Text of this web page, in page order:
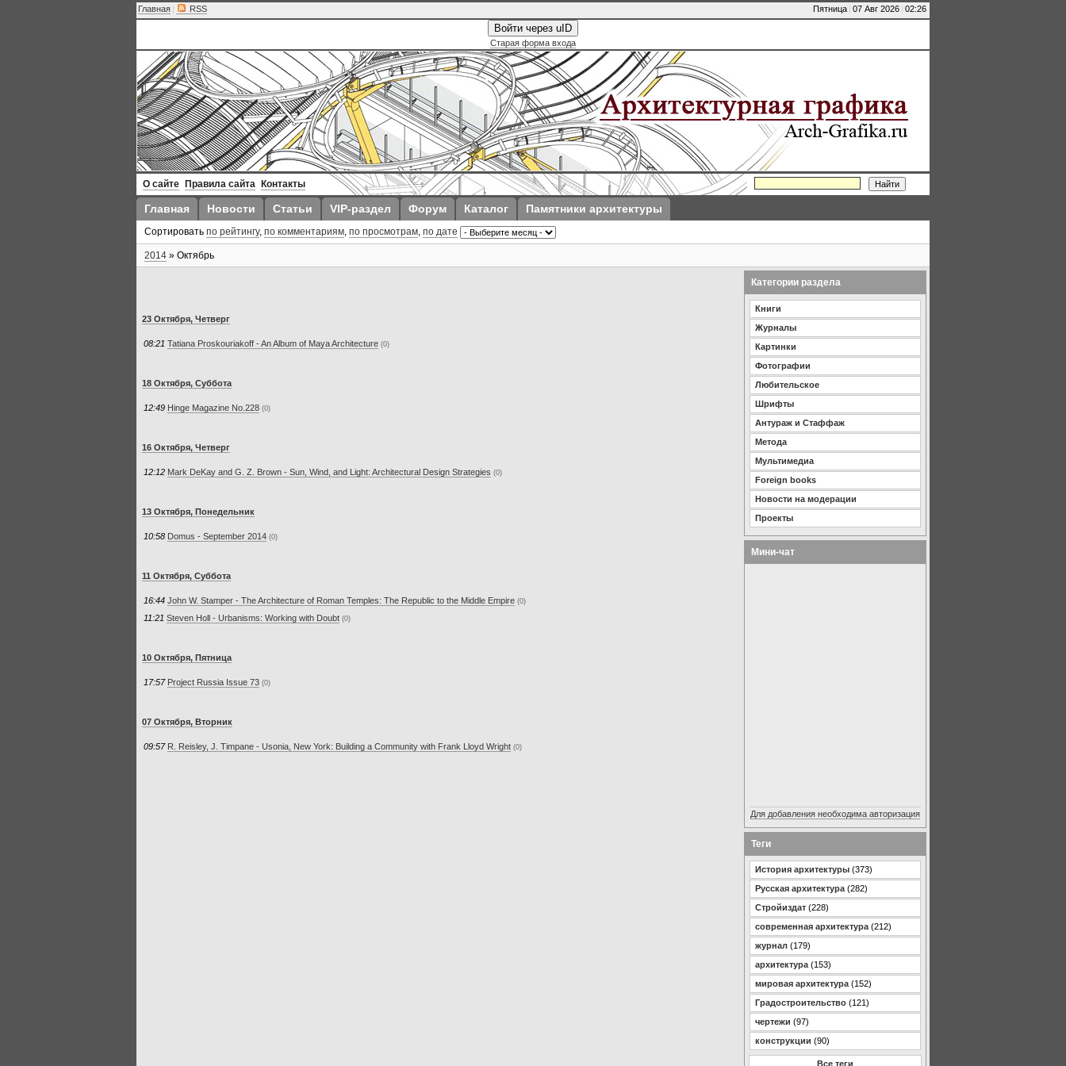
Пятница | 07 Авг 2026 | 02:26
Главная | RSS
Войти через uID
Старая форма входа
О сайте Правила сайта Контакты
Главная Новости Статьи VIP-раздел Форум Каталог Памятники архитектуры
Сортировать по рейтингу, по комментариям, по просмотрам, по дате
2014 » Октябрь
23 Октября, Четверг
08:21 Tatiana Proskouriakoff - An Album of Maya Architecture (0)
18 Октября, Суббота
12:49 Hinge Magazine No.228 (0)
16 Октября, Четверг
12:12 Mark DeKay and G. Z. Brown - Sun, Wind, and Light: Architectural Design Strategies (0)
13 Октября, Понедельник
10:58 Domus - September 2014 (0)
11 Октября, Суббота
16:44 John W. Stamper - The Architecture of Roman Temples: The Republic to the Middle Empire (0)
11:21 Steven Holl - Urbanisms: Working with Doubt (0)
10 Октября, Пятница
17:57 Project Russia Issue 73 (0)
07 Октября, Вторник
09:57 R. Reisley, J. Timpane - Usonia, New York: Building a Community with Frank Lloyd Wright (0)
Категории раздела
Книги
Журналы
Картинки
Фотографии
Любительское
Шрифты
Антураж и Стаффаж
Метода
Мультимедиа
Foreign books
Новости на модерации
Проекты
Мини-чат
Для добавления необходима авторизация
Теги
История архитектуры (373)
Русская архитектура (282)
Стройиздат (228)
современная архитектура (212)
журнал (179)
архитектура (153)
мировая архитектура (152)
Градостроительство (121)
чертежи (97)
конструкции (90)
Все теги